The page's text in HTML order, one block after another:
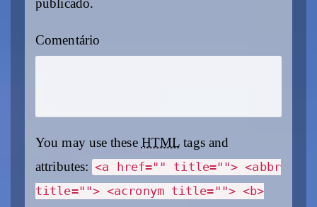
publicado.
Comentário
You may use these HTML tags and
attributes: <a href="" title=""> <abbr
title=""> <acronym title=""> <b>